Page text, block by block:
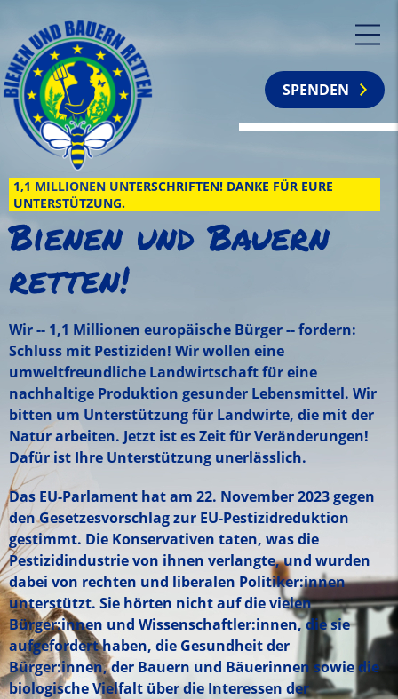
SPENDEN
1,1 MILLIONEN UNTERSCHRIFTEN! DANKE FÜR EURE
UNTERSTÜTZUNG.
Bienen und Bauern
retten!
Wir -- 1,1 Millionen europäische Bürger -- fordern:
Schluss mit Pestiziden! Wir wollen eine
umweltfreundliche Landwirtschaft für eine
nachhaltige Produktion gesunder Lebensmittel. Wir
bitten um Unterstützung für Landwirte, die mit der
Natur arbeiten. Jetzt ist es Zeit für Veränderungen!
Dafür ist Ihre Unterstützung unerlässlich.
Das EU-Parlament hat am 22. November 2023 gegen
den Gesetzesvorschlag zur EU-Pestizidreduktion
gestimmt. Die Konservativen taten, was die
Pestizidindustrie von ihnen verlangte, und wurden
dabei von rechten und liberalen Politiker:innen
unterstützt. Sie hörten nicht auf die vielen
Bürger:innen und Wissenschaftler:innen, die sie
aufgefordert haben, die Gesundheit der
Bürger:innen, der Bauern und Bäuerinnen sowie die
biologische Vielfalt über die Interessen der